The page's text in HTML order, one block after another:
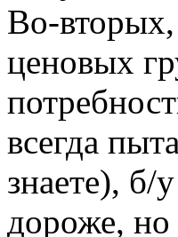
Во-вторых,
ценовых
всегда
знаете), б/
дороже, но